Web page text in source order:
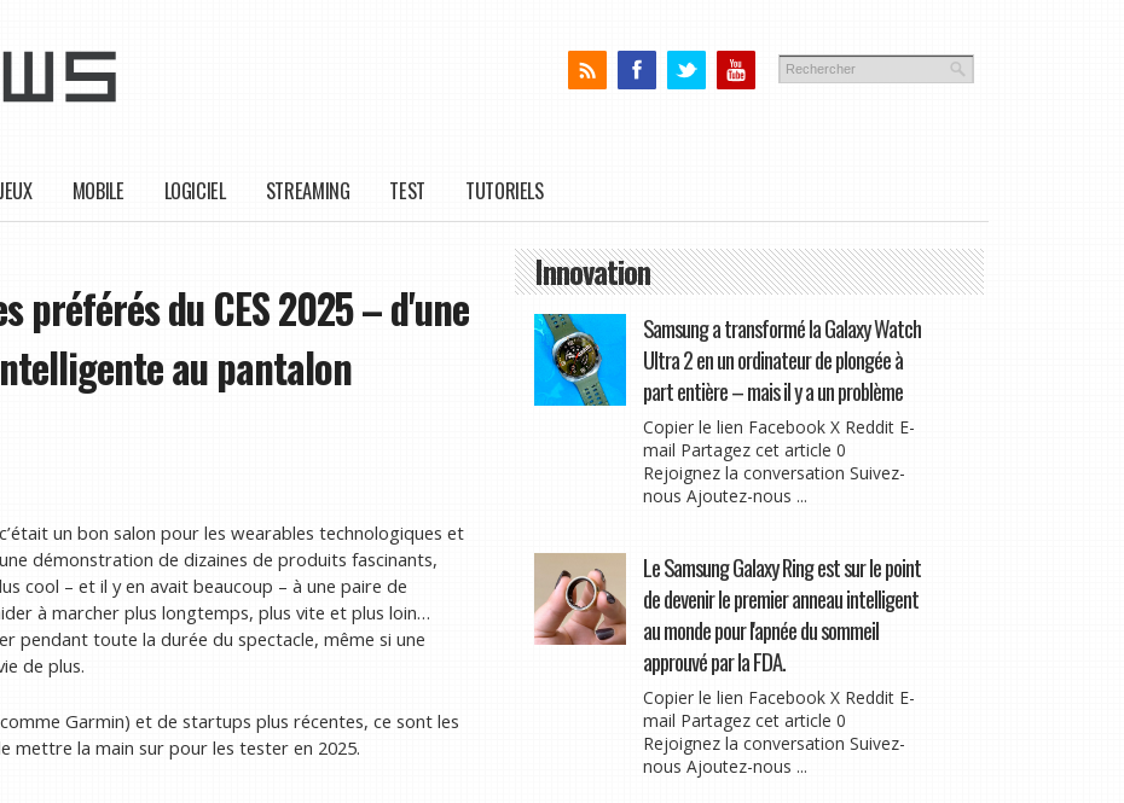
JEUX MOBILE LOGICIEL STREAMING TEST TUTORIELS
préférés du CES 2025 – d'une
au pantalon
un bon salon pour les wearables technologiques et
démonstration de dizaines de produits fascinants,
cool – et il y en avait beaucoup – à une paire de
à marcher plus longtemps, plus vite et plus loin…
pendant toute la durée du spectacle, même si une
de plus.
Garmin) et de startups plus récentes, ce sont les
mettre la main sur pour les tester en 2025.
Innovation
Samsung a transformé la Galaxy Watch
Ultra 2 en un ordinateur de plongée à
part entière – mais il y a un problème
Copier le lien Facebook X Reddit E-
mail Partagez cet article 0
Rejoignez la conversation Suivez-
nous Ajoutez-nous ...
Le Samsung Galaxy Ring est sur le point
de devenir le premier anneau intelligent
au monde pour l'apnée du sommeil
approuvé par la FDA.
Copier le lien Facebook X Reddit E-
mail Partagez cet article 0
Rejoignez la conversation Suivez-
nous Ajoutez-nous ...